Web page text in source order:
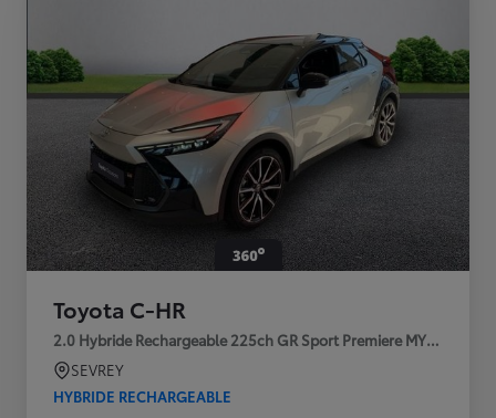
Toyota C-HR
2.0 Hybride Rechargeable 225ch GR Sport Premiere MY25
SEVREY
HYBRIDE RECHARGEABLE